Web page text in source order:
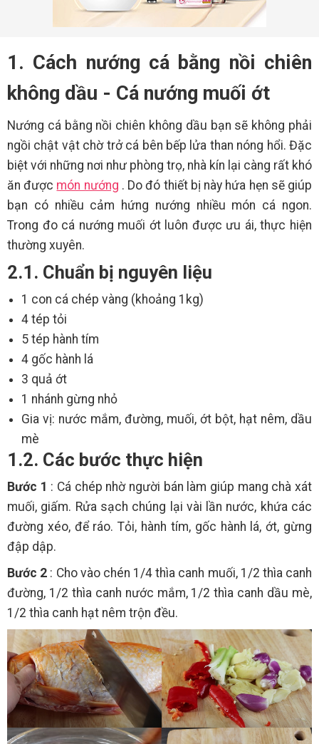
1. Cách nướng cá bằng nồi chiên
không dầu - Cá nướng muối ớt
Nướng cá bằng nồi chiên không dầu bạn sẽ không phải
ngồi chật vật chờ trở cá bên bếp lửa than nóng hổi. Đặc
biệt với những nơi như phòng trọ, nhà kín lại càng rất khó
ăn được món nướng . Do đó thiết bị này hứa hẹn sẽ giúp
bạn có nhiều cảm hứng nướng nhiều món cá ngon.
Trong đo cá nướng muối ớt luôn được ưu ái, thực hiện
thường xuyên.
2.1. Chuẩn bị nguyên liệu
1 con cá chép vàng (khoảng 1kg)
4 tép tỏi
5 tép hành tím
4 gốc hành lá
3 quả ớt
1 nhánh gừng nhỏ
Gia vị: nước mắm, đường, muối, ớt bột, hạt nêm, dầu
mè
1.2. Các bước thực hiện
Bước 1 : Cá chép nhờ người bán làm giúp mang chà xát
muối, giấm. Rửa sạch chúng lại vài lần nước, khứa các
đường xéo, để ráo. Tỏi, hành tím, gốc hành lá, ớt, gừng
đập dập.
Bước 2 : Cho vào chén 1/4 thìa canh muối, 1/2 thìa canh
đường, 1/2 thìa canh nước mắm, 1/2 thìa canh dầu mè,
1/2 thìa canh hạt nêm trộn đều.